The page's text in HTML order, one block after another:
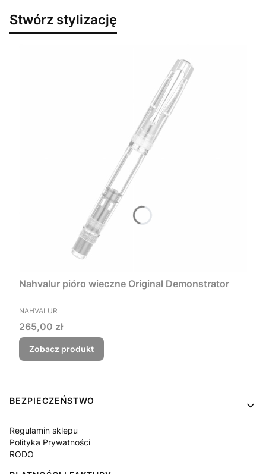
Stwórz stylizację
Nahvalur pióro wieczne Original Demonstrator
PRODUCENT
NAHVALUR
Cena
265,00 zł
Zobacz produkt
Linki w stopce
BEZPIECZEŃSTWO
Regulamin sklepu
Polityka Prywatności
RODO